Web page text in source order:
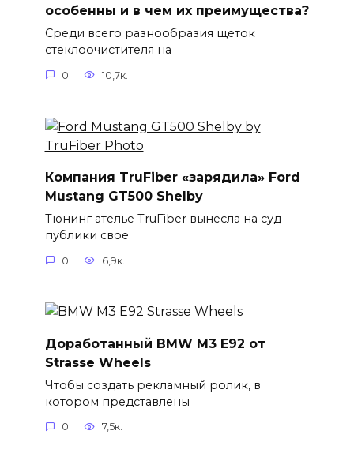
особенны и в чем их преимущества?
Среди всего разнообразия щеток
стеклоочистителя на
0 10,7к.
Компания TruFiber «зарядила» Ford
Mustang GT500 Shelby
Тюнинг ателье TruFiber вынесла на суд
публики свое
0 6,9к.
Доработанный BMW M3 E92 от
Strasse Wheels
Чтобы создать рекламный ролик, в
котором представлены
0 7,5к.